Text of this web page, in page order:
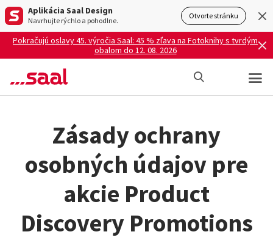
Aplikácia Saal Design
Navrhujte rýchlo a pohodlne. Otvorte stránku
Pokračujú oslavy 45. výročia Saal: 45 % zľava na Fotoknihy s tvrdým
obalom do 12. 08. 2026
Zásady ochrany
osobných údajov pre
akcie Product
Discovery Promotions